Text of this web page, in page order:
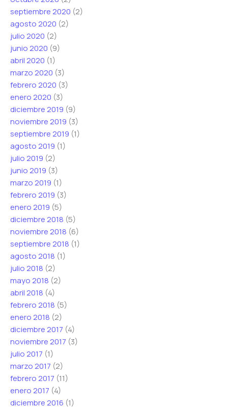
septiembre 2020 (2)
agosto 2020 (2)
julio 2020 (2)
junio 2020 (9)
abril 2020 (1)
marzo 2020 (3)
febrero 2020 (3)
enero 2020 (3)
diciembre 2019 (9)
noviembre 2019 (3)
septiembre 2019 (1)
agosto 2019 (1)
julio 2019 (2)
junio 2019 (3)
marzo 2019 (1)
febrero 2019 (3)
enero 2019 (5)
diciembre 2018 (5)
noviembre 2018 (6)
septiembre 2018 (1)
agosto 2018 (1)
julio 2018 (2)
mayo 2018 (2)
abril 2018 (4)
febrero 2018 (5)
enero 2018 (2)
diciembre 2017 (4)
noviembre 2017 (3)
julio 2017 (1)
marzo 2017 (2)
febrero 2017 (11)
enero 2017 (4)
diciembre 2016 (1)